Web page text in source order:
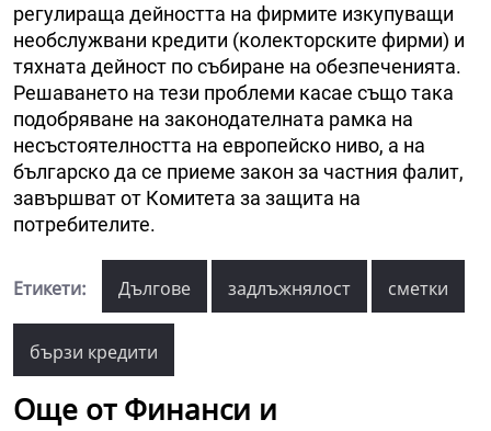
регулираща дейността на фирмите изкупуващи
необслужвани кредити (колекторските фирми) и
тяхната дейност по събиране на обезпеченията.
Решаването на тези проблеми касае също така
подобряване на законодателната рамка на
несъстоятелността на европейско ниво, а на
българско да се приеме закон за частния фалит,
завършват от Комитета за защита на
потребителите.
Етикети: Дългове задлъжнялост сметки
бързи кредити
Още от Финанси и